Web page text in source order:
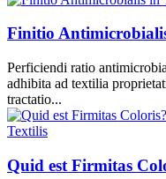
Finitio
Perficiendi ratio
adhibita ad textilia
tractatio...
Quid est Firmitas